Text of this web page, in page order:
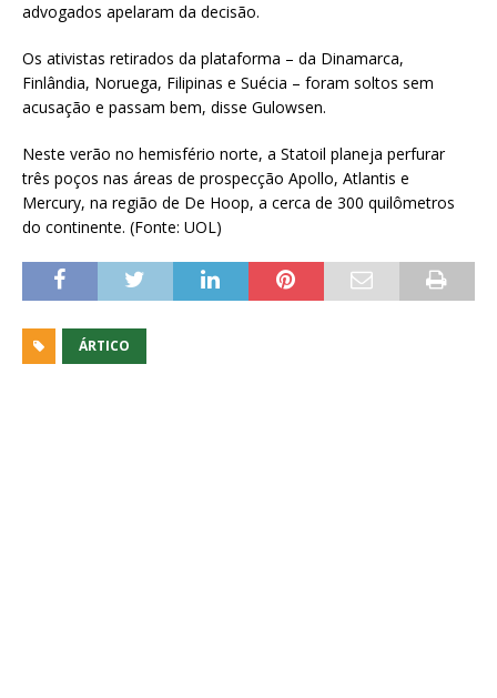
advogados apelaram da decisão.
Os ativistas retirados da plataforma – da Dinamarca,
Finlândia, Noruega, Filipinas e Suécia – foram soltos sem
acusação e passam bem, disse Gulowsen.
Neste verão no hemisfério norte, a Statoil planeja perfurar
três poços nas áreas de prospecção Apollo, Atlantis e
Mercury, na região de De Hoop, a cerca de 300 quilômetros
do continente. (Fonte: UOL)
ÁRTICO